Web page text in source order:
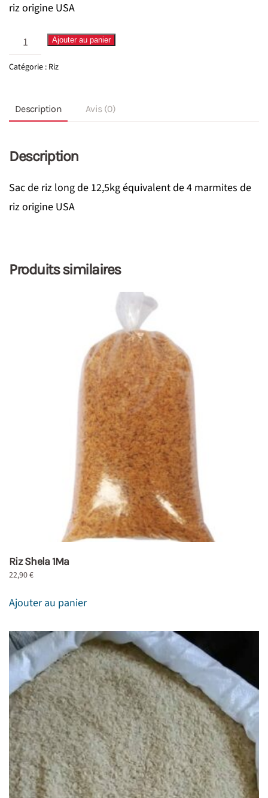
riz origine USA
quantité
de
12.5
Ajouter au panier
Catégorie : Riz
Description Avis (0)
Description
Sac de riz long de 12,5kg équivalent de 4 marmites de
riz origine USA
Produits similaires
Riz Shela 1Ma
22,90€
Ajouter au panier